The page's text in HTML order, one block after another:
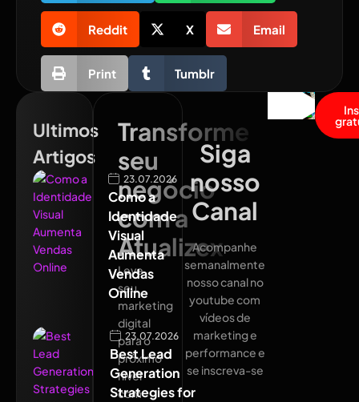
Ultimos
Artigos
23.07.2026
Como a
Identidade
Visual
Aumenta
Vendas
Online
23.07.2026
Best Lead
Generation
Strategies for
Transforme
seu
negócio
com a
Atualizex
Leve
seu
marketing
digital
para o
próximo
nível
com
Siga
nosso
Canal
Acompanhe
semanalmente
nosso canal no
youtube com
vídeos de
marketing e
performance e
se inscreva-se
Reddit X Email
Print Tumblr